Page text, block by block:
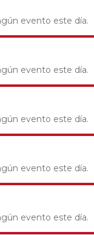
evento este día.
evento este día.
evento este día.
evento este día.
evento este día.